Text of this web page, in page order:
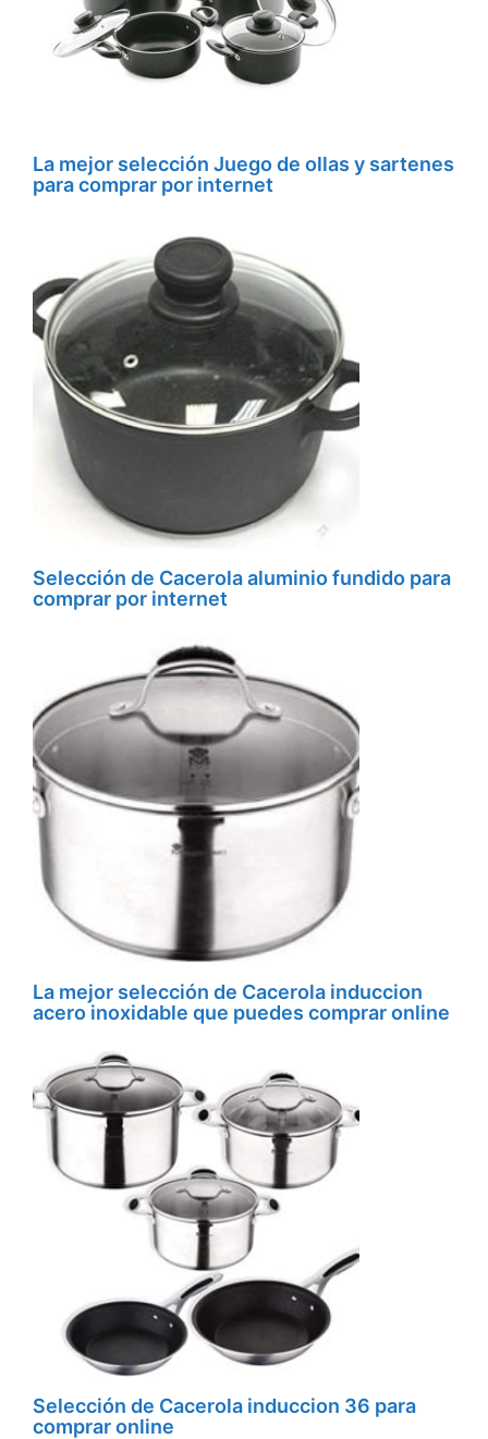
La mejor selección Juego de ollas y sartenes
para comprar por internet
Selección de Cacerola aluminio fundido para
comprar por internet
La mejor selección de Cacerola induccion
acero inoxidable que puedes comprar online
Selección de Cacerola induccion 36 para
comprar online